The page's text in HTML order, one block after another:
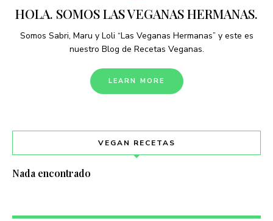
HOLA. SOMOS LAS VEGANAS HERMANAS.
Somos Sabri, Maru y Loli “Las Veganas Hermanas” y este es
nuestro Blog de Recetas Veganas.
LEARN MORE
VEGAN RECETAS
Nada encontrado